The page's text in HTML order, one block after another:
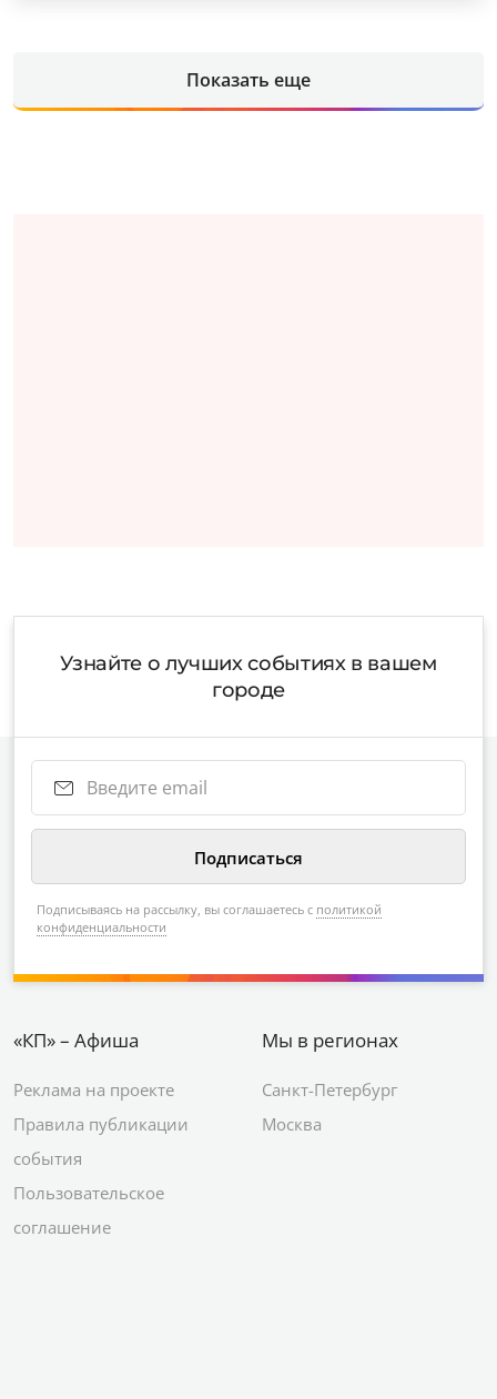
Показать еще
Узнайте о лучших событиях в вашем
городе
Подписываясь на рассылку, вы соглашаетесь с политикой
конфиденциальности
«КП» – Афиша
Реклама на проекте
Правила публикации
события
Пользовательское
соглашение
Мы в регионах
Санкт-Петербург
Москва